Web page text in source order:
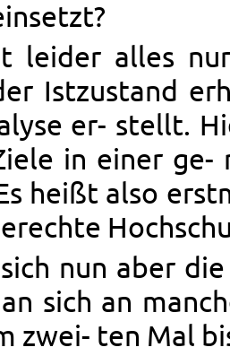
lei­der alles
Istzu­s­tand
er- stellt.
in einer ge-
heißt also
nun aber
sich an
zwei- ten Mal